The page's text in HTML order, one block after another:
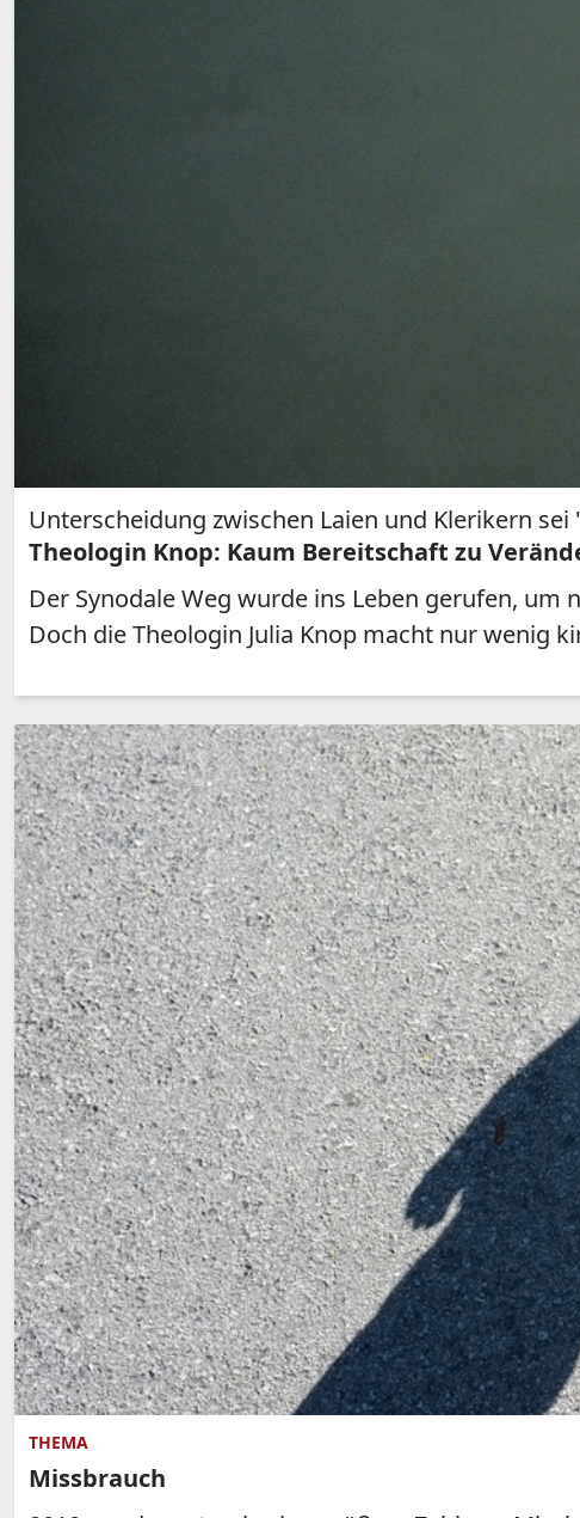
Unterscheidung zwischen Laien und Klerikern
Theologin Knop: Kaum Bereitschaft zu
Der Synodale Weg wurde ins Leben gerufen,
Doch die Theologin Julia Knop macht nur wenig
THEMA
Missbrauch